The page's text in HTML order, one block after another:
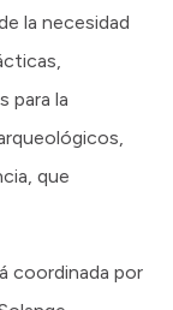
la necesidad
para la
que
coordinada por